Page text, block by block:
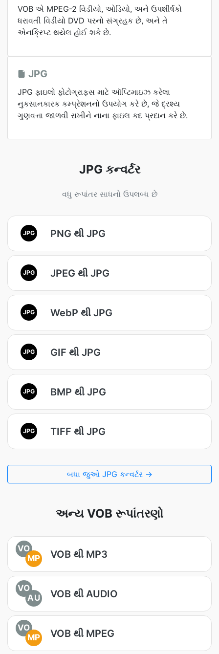
VOB એ MPEG-2 વિડીયો, ઓડિયો, અને ઉપશીર્ષકો
ધરાવતી વિડીયો DVD પરનો સંગ્રહક છે, અને તે
એનક્રિપ્ટ થયેલ હોઈ શકે છે.
JPG
JPG ફાઇલો ફોટોગ્રાફ્સ માટે ઑપ્ટિમાઇઝ કરેલા
નુકસાનકારક કમ્પ્રેશનનો ઉપયોગ કરે છે, જે દ્રશ્ય
ગુણવત્તા જાળવી રાખીને નાના ફાઇલ કદ પ્રદાન કરે છે.
JPG કન્વર્ટર
વધુ રૂપાંતર સાધનો ઉપલબ્ધ છે
JPG PNG થી JPG
JPG JPEG થી JPG
JPG WebP થી JPG
JPG GIF થી JPG
JPG BMP થી JPG
JPG TIFF થી JPG
બધા જુઓ JPG કન્વર્ટર →
અન્ય VOB રૂપાંતરણો
VO
MP
VOB થી MP3
VO
AU
VOB થી AUDIO
VO
MP
VOB થી MPEG